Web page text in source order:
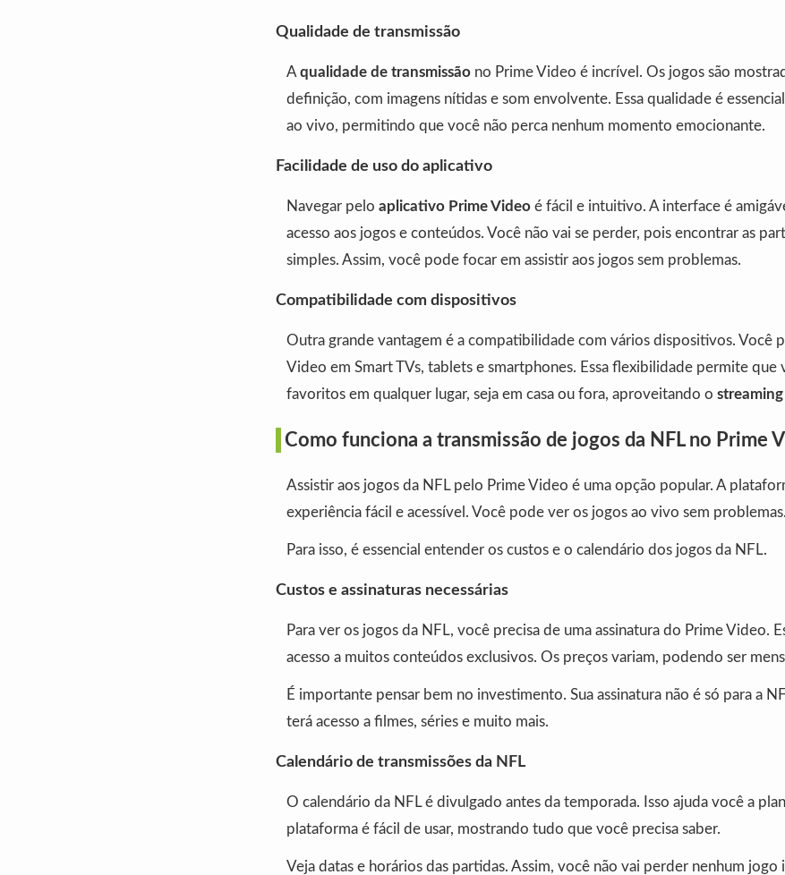
Qualidade de transmissão
A qualidade de transmissão no Prime Video é incrível. Os jogos são
definição, com imagens nítidas e som envolvente. Essa qualidade é
ao vivo, permitindo que você não perca nenhum momento emocionante.
Facilidade de uso do aplicativo
Navegar pelo aplicativo Prime Video é fácil e intuitivo. A interface é
acesso aos jogos e conteúdos. Você não vai se perder, pois encontrar as
simples. Assim, você pode focar em assistir aos jogos sem problemas.
Compatibilidade com dispositivos
Outra grande vantagem é a compatibilidade com vários dispositivos. Você
Video em Smart TVs, tablets e smartphones. Essa flexibilidade permite que
favoritos em qualquer lugar, seja em casa ou fora, aproveitando o
Como funciona a transmissão de jogos da NFL no Prime
Assistir aos jogos da NFL pelo Prime Video é uma opção popular. A
experiência fácil e acessível. Você pode ver os jogos ao vivo sem problemas.
Para isso, é essencial entender os custos e o calendário dos jogos da NFL.
Custos e assinaturas necessárias
Para ver os jogos da NFL, você precisa de uma assinatura do Prime Video.
acesso a muitos conteúdos exclusivos. Os preços variam, podendo ser
É importante pensar bem no investimento. Sua assinatura não é só para a
terá acesso a filmes, séries e muito mais.
Calendário de transmissões da NFL
O calendário da NFL é divulgado antes da temporada. Isso ajuda você a
plataforma é fácil de usar, mostrando tudo que você precisa saber.
Veja datas e horários das partidas. Assim, você não vai perder nenhum jogo